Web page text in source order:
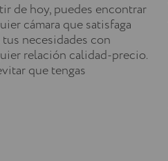
de hoy, puedes encontrar
cámara que satisfaga
necesidades con
relación calidad-precio.
que tengas